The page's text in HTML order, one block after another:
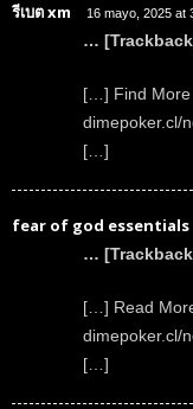
รีเบต xm 16 mayo, 2025 at
…
[…] Find More
dimepoker.cl/
[…]
fear of god essentials
…
[…] Read
dimepoker.cl/
[…]